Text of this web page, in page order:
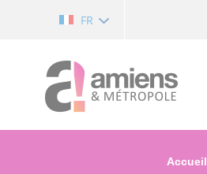
FR
Accueil